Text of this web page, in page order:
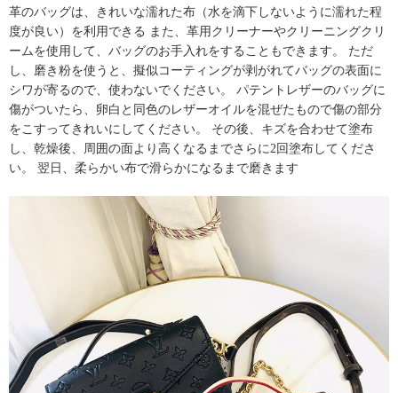
革のバッグは、きれいな濡れた布（水を滴下しないように濡れた程
度が良い）を利用できる また、革用クリーナーやクリーニングクリ
ームを使用して、バッグのお手入れをすることもできます。 ただ
し、磨き粉を使うと、擬似コーティングが剥がれてバッグの表面に
シワが寄るので、使わないでください。 パテント レザーのバッグに
傷がついたら、卵白と同色のレザーオイルを混ぜたもので傷の部分
をこすってきれいにしてください。 その後、キズを合わせて塗布
し、乾燥後、周囲の面より高くなるまでさらに2回塗布してくださ
い。 翌日、柔らかい布で滑らかになるまで磨きます